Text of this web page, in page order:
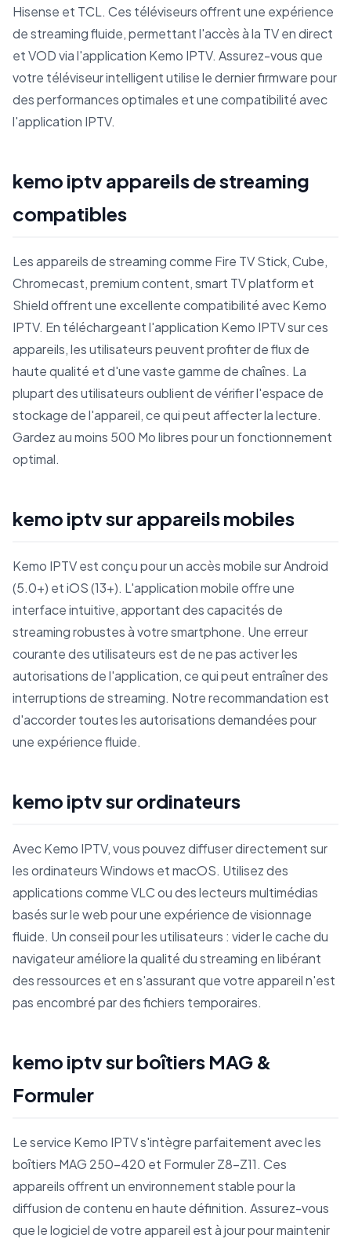
Hisense et TCL. Ces téléviseurs offrent une expérience
de streaming fluide, permettant l'accès à la TV en direct
et VOD via l'application Kemo IPTV. Assurez-vous que
votre téléviseur intelligent utilise le dernier firmware pour
des performances optimales et une compatibilité avec
l'application IPTV.
kemo iptv appareils de streaming
compatibles
Les appareils de streaming comme Fire TV Stick, Cube,
Chromecast, premium content, smart TV platform et
Shield offrent une excellente compatibilité avec Kemo
IPTV. En téléchargeant l'application Kemo IPTV sur ces
appareils, les utilisateurs peuvent profiter de flux de
haute qualité et d'une vaste gamme de chaînes. La
plupart des utilisateurs oublient de vérifier l'espace de
stockage de l'appareil, ce qui peut affecter la lecture.
Gardez au moins 500 Mo libres pour un fonctionnement
optimal.
kemo iptv sur appareils mobiles
Kemo IPTV est conçu pour un accès mobile sur Android
(5.0+) et iOS (13+). L'application mobile offre une
interface intuitive, apportant des capacités de
streaming robustes à votre smartphone. Une erreur
courante des utilisateurs est de ne pas activer les
autorisations de l'application, ce qui peut entraîner des
interruptions de streaming. Notre recommandation est
d'accorder toutes les autorisations demandées pour
une expérience fluide.
kemo iptv sur ordinateurs
Avec Kemo IPTV, vous pouvez diffuser directement sur
les ordinateurs Windows et macOS. Utilisez des
applications comme VLC ou des lecteurs multimédias
basés sur le web pour une expérience de visionnage
fluide. Un conseil pour les utilisateurs : vider le cache du
navigateur améliore la qualité du streaming en libérant
des ressources et en s'assurant que votre appareil n'est
pas encombré par des fichiers temporaires.
kemo iptv sur boîtiers MAG &
Formuler
Le service Kemo IPTV s'intègre parfaitement avec les
boîtiers MAG 250-420 et Formuler Z8-Z11. Ces
appareils offrent un environnement stable pour la
diffusion de contenu en haute définition. Assurez-vous
que le logiciel de votre appareil est à jour pour maintenir